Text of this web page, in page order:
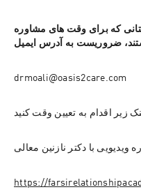
که برای وقت های مشاوره
ضروریست به آدرس ایمیل
drmoali@oasis2care.com
با دکتر نازنین معالی
https://